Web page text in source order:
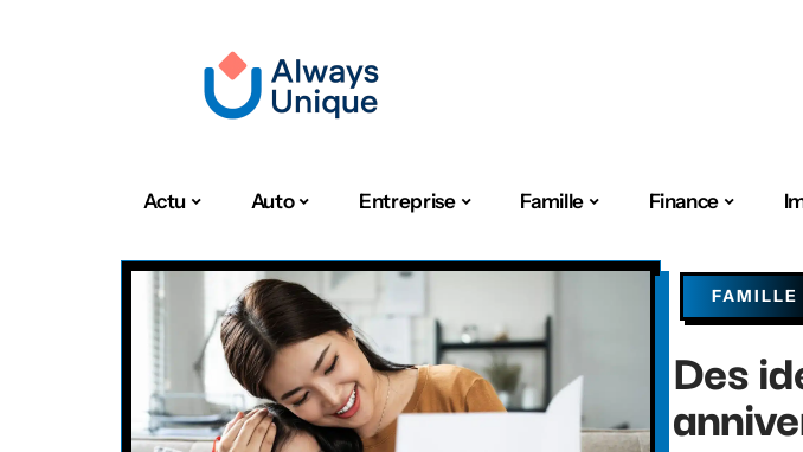
Actu Auto Entreprise Famille Finance
FAMILLE
Des